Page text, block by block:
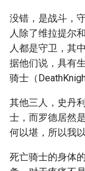
没错，是战斗，
人除了维拉提尔
人都是守卫，其
据他们说，具有
骑士（
其他三人，史丹
士，而罗德居然
何以堪，所以我
死亡骑士的身体